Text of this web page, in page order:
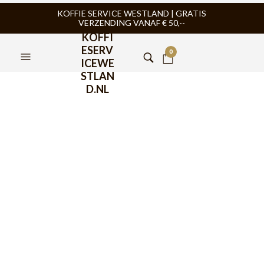
KOFFIE SERVICE WESTLAND | GRATIS
VERZENDING VANAF € 50,--
KOFFI
ESERV
ICEWE
STLAN
D.NL
0